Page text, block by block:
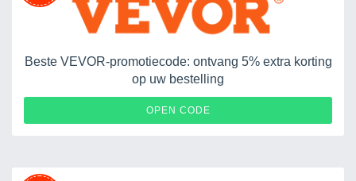
Beste VEVOR-promotiecode: ontvang 5% extra korting
op uw bestelling
OPEN CODE